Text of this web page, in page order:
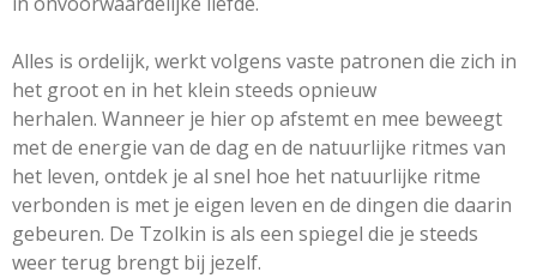
Alles is ordelijk, werkt volgens vaste patronen die zich in
het groot en in het klein steeds opnieuw
herhalen. Wanneer je hier op afstemt en mee beweegt
met de energie van de dag en de natuurlijke ritmes van
het leven, ontdek je al snel hoe het natuurlijke ritme
verbonden is met je eigen leven en de dingen die daarin
gebeuren. De Tzolkin is als een spiegel die je steeds
weer terug brengt bij jezelf.